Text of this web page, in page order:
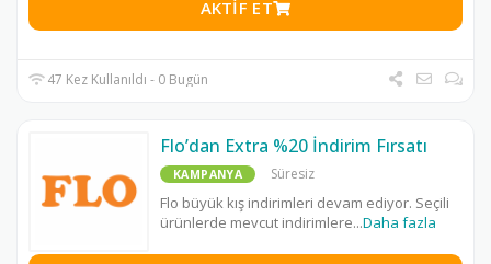
AKTIF ET
47 Kez Kullanıldı - 0 Bugün
Flo’dan Extra %20 İndirim Fırsatı
KAMPANYA Süresiz
Flo büyük kış indirimleri devam ediyor. Seçili
ürünlerde mevcut indirimlere...Daha fazla